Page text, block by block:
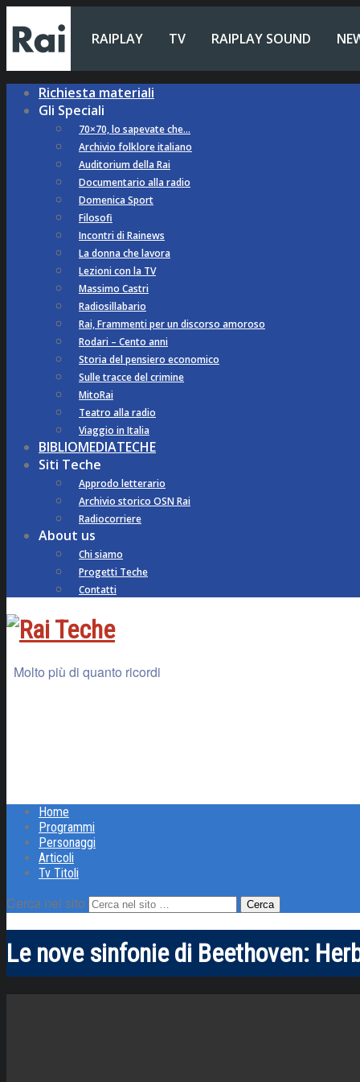
RAIPLAY TV RAIPLAY SOUND
Richiesta materiali
Gli Speciali
70×70, lo sapevate che…
Archivio folklore italiano
Auditorium della Rai
Documentario alla radio
Domenica Sport
Filosofi
Incontri di Rainews
La donna che lavora
Lezioni con la TV
Massimo Castri
Radiosillabario
Rai, Frammenti per un discorso amoroso
Rodari – Cento anni
Storia del pensiero economico
Sulle tracce del crimine
MitoRai
Teatro alla radio
Viaggio in Italia
BIBLIOMEDIATECHE
Siti Teche
Approdo letterario
Archivio storico OSN Rai
Radiocorriere
About us
Chi siamo
Progetti Teche
Contatti
Molto più di quanto ricordi
Home
Programmi
Personaggi
Articoli
Tv Titoli
Cerca nel sito
Le nove sinfonie di Beethoven: